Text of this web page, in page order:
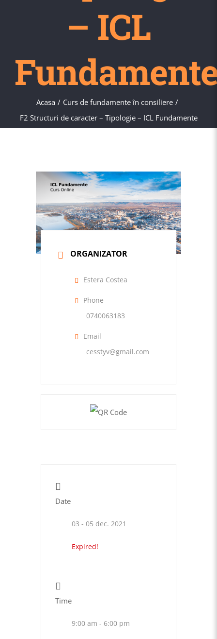
– ICL
Acasa
Curs de fundamente în consiliere
F2 Structuri de caracter – Tipologie – ICL Fundamente
ORGANIZATOR
Estera Costea
Phone
0740063183
Email
cesstyv@gmail.com
Date
03 - 05 dec. 2021
Expired!
Time
9:00 am - 6:00 pm